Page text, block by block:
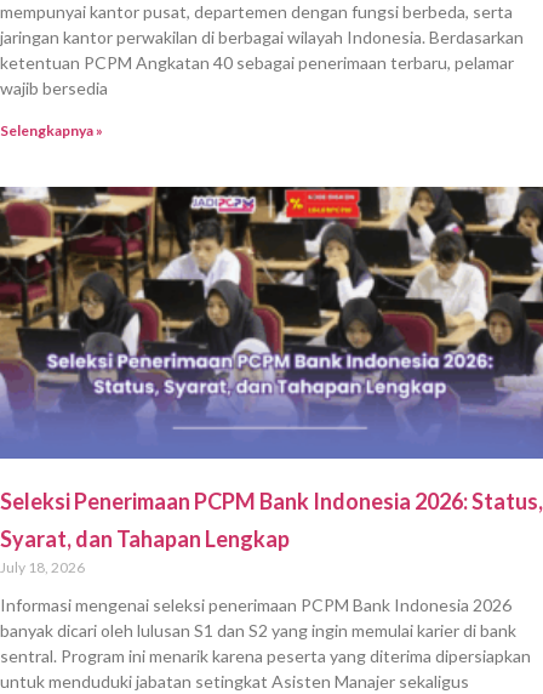
mempunyai kantor pusat, departemen dengan fungsi berbeda, serta
jaringan kantor perwakilan di berbagai wilayah Indonesia. Berdasarkan
ketentuan PCPM Angkatan 40 sebagai penerimaan terbaru, pelamar
wajib bersedia
Selengkapnya »
Seleksi Penerimaan PCPM Bank Indonesia 2026: Status,
Syarat, dan Tahapan Lengkap
July 18, 2026
Informasi mengenai seleksi penerimaan PCPM Bank Indonesia 2026
banyak dicari oleh lulusan S1 dan S2 yang ingin memulai karier di bank
sentral. Program ini menarik karena peserta yang diterima dipersiapkan
untuk menduduki jabatan setingkat Asisten Manajer sekaligus